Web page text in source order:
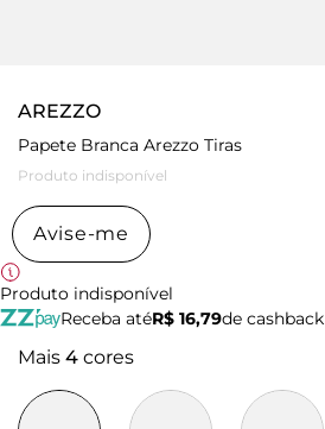
AREZZO
Papete Branca Arezzo Tiras
Produto indisponível
Avise-me
Produto indisponível
Receba atéR$ 16,79de cashback
Mais 4 cores